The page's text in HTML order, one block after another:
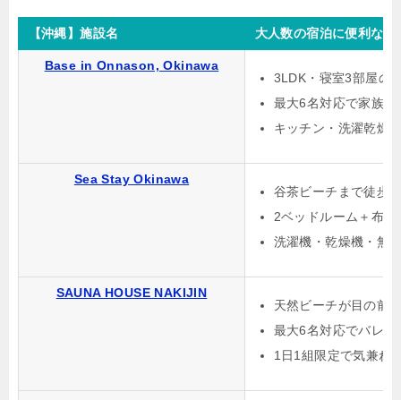
【沖縄】施設名 大人数の宿泊に便利な
Base in Onnason, Okinawa
3LDK・寝室3部屋の
最大6名対応で家族旅
キッチン・洗濯乾燥
Sea Stay Okinawa
谷茶ビーチまで徒歩
2ベッドルーム＋布
洗濯機・乾燥機・無
SAUNA HOUSE NAKIJIN
天然ビーチが目の前
最大6名対応でバレル
1日1組限定で気兼ね